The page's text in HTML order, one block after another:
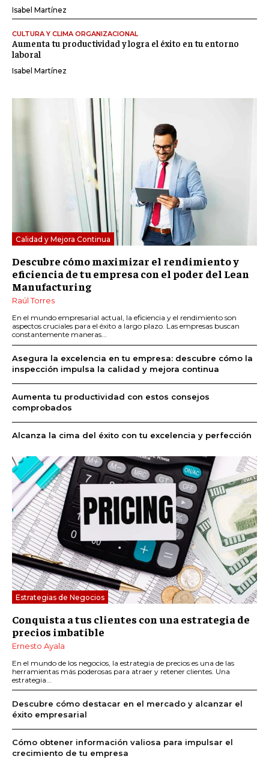
Isabel Martínez
CULTURA Y CLIMA ORGANIZACIONAL
Aumenta tu productividad y logra el éxito en tu entorno
laboral
Isabel Martínez
Calidad y Mejora Continua
Descubre cómo maximizar el rendimiento y
eficiencia de tu empresa con el poder del Lean
Manufacturing
Raúl Torres
En el mundo empresarial actual, la eficiencia y el rendimiento son
aspectos cruciales para el éxito a largo plazo. Las empresas buscan
constantemente maneras...
Asegura la excelencia en tu empresa: descubre cómo la
inspección impulsa la calidad y mejora continua
Aumenta tu productividad con estos consejos
comprobados
Alcanza la cima del éxito con tu excelencia y perfección
Estrategias de Negocios
Conquista a tus clientes con una estrategia de
precios imbatible
Ernesto Ayala
En el mundo de los negocios, la estrategia de precios es una de las
herramientas más poderosas para atraer y retener clientes. Una
estrategia...
Descubre cómo destacar en el mercado y alcanzar el
éxito empresarial
Cómo obtener información valiosa para impulsar el
crecimiento de tu empresa